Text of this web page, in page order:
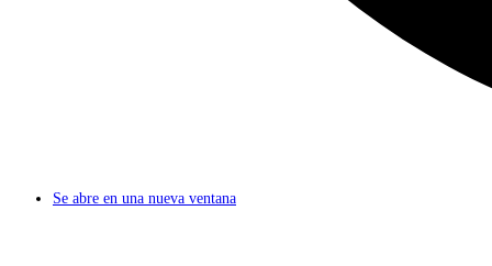
Se abre en una nueva ventana